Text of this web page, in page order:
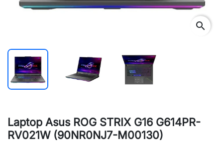
search
Laptop Asus ROG STRIX G16 G614PR-
RV021W (90NR0NJ7-M00130)